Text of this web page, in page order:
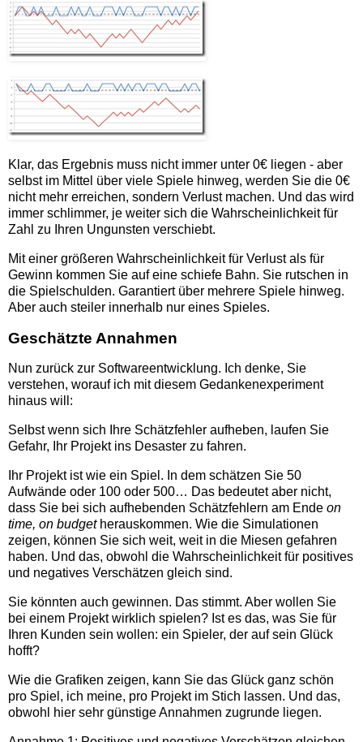
Klar, das Ergebnis muss nicht immer unter 0€ liegen - aber
selbst im Mittel über viele Spiele hinweg, werden Sie die 0€
nicht mehr erreichen, sondern Verlust machen. Und das wird
immer schlimmer, je weiter sich die Wahrscheinlichkeit für
Zahl zu Ihren Ungunsten verschiebt.
Mit einer größeren Wahrscheinlichkeit für Verlust als für
Gewinn kommen Sie auf eine schiefe Bahn. Sie rutschen in
die Spielschulden. Garantiert über mehrere Spiele hinweg.
Aber auch steiler innerhalb nur eines Spieles.
Geschätzte Annahmen
Nun zurück zur Softwareentwicklung. Ich denke, Sie
verstehen, worauf ich mit diesem Gedankenexperiment
hinaus will:
Selbst wenn sich Ihre Schätzfehler aufheben, laufen Sie
Gefahr, Ihr Projekt ins Desaster zu fahren.
Ihr Projekt ist wie ein Spiel. In dem schätzen Sie 50
Aufwände oder 100 oder 500… Das bedeutet aber nicht,
dass Sie bei sich aufhebenden Schätzfehlern am Ende on
time, on budgetherauskommen. Wie die Simulationen
zeigen, können Sie sich weit, weit in die Miesen gefahren
haben. Und das, obwohl die Wahrscheinlichkeit für positives
und negatives Verschätzen gleich sind.
Sie könnten auch gewinnen. Das stimmt. Aber wollen Sie
bei einem Projekt wirklich spielen? Ist es das, was Sie für
Ihren Kunden sein wollen: ein Spieler, der auf sein Glück
hofft?
Wie die Grafiken zeigen, kann Sie das Glück ganz schön
pro Spiel, ich meine, pro Projekt im Stich lassen. Und das,
obwohl hier sehr günstige Annahmen zugrunde liegen.